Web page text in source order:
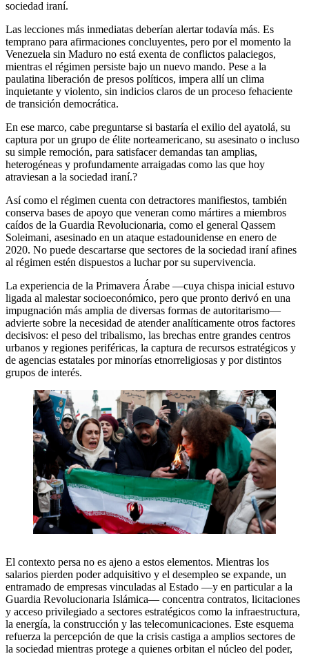
sociedad iraní.
Las lecciones más inmediatas deberían alertar todavía más. Es
temprano para afirmaciones concluyentes, pero por el momento la
Venezuela sin Maduro no está exenta de conflictos palaciegos,
mientras el régimen persiste bajo un nuevo mando. Pese a la
paulatina liberación de presos políticos, impera allí un clima
inquietante y violento, sin indicios claros de un proceso fehaciente
de transición democrática.
En ese marco, cabe preguntarse si bastaría el exilio del ayatolá, su
captura por un grupo de élite norteamericano, su asesinato o incluso
su simple remoción, para satisfacer demandas tan amplias,
heterogéneas y profundamente arraigadas como las que hoy
atraviesan a la sociedad iraní.?
Así como el régimen cuenta con detractores manifiestos, también
conserva bases de apoyo que veneran como mártires a miembros
caídos de la Guardia Revolucionaria, como el general Qassem
Soleimani, asesinado en un ataque estadounidense en enero de
2020. No puede descartarse que sectores de la sociedad iraní afines
al régimen estén dispuestos a luchar por su supervivencia.
La experiencia de la Primavera Árabe —cuya chispa inicial estuvo
ligada al malestar socioeconómico, pero que pronto derivó en una
impugnación más amplia de diversas formas de autoritarismo—
advierte sobre la necesidad de atender analíticamente otros factores
decisivos: el peso del tribalismo, las brechas entre grandes centros
urbanos y regiones periféricas, la captura de recursos estratégicos y
de agencias estatales por minorías etnorreligiosas y por distintos
grupos de interés.
El contexto persa no es ajeno a estos elementos. Mientras los
salarios pierden poder adquisitivo y el desempleo se expande, un
entramado de empresas vinculadas al Estado —y en particular a la
Guardia Revolucionaria Islámica— concentra contratos, licitaciones
y acceso privilegiado a sectores estratégicos como la infraestructura,
la energía, la construcción y las telecomunicaciones. Este esquema
refuerza la percepción de que la crisis castiga a amplios sectores de
la sociedad mientras protege a quienes orbitan el núcleo del poder,